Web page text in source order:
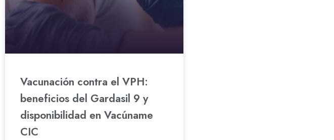
Vacunación contra el VPH:
beneficios del Gardasil 9 y
disponibilidad en Vacúname
CIC